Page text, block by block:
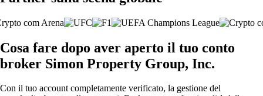
Cosa fare dopo aver aperto il tuo conto
broker Simon Property Group, Inc.
Con il tuo account completamente verificato, la gestione del